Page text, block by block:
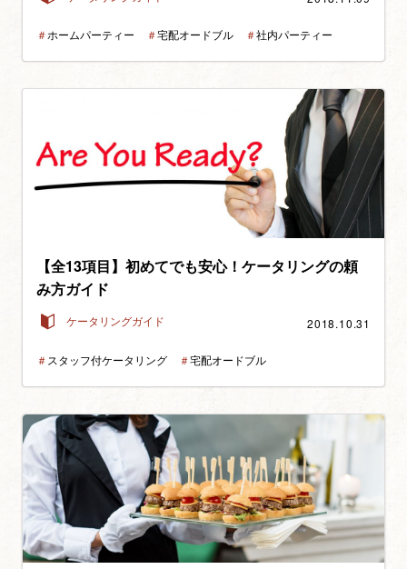
＃ホームパーティー ＃宅配オードブル ＃社内パーティー
【全13項目】初めてでも安心！ケータリングの頼
み方ガイド
ケータリングガイド 2018.10.31
＃ スタッフ付ケータリング ＃宅配オードブル